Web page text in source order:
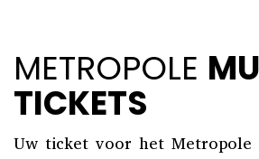
METROPOLE
TICKETS
Uw ticket voor het Metropole